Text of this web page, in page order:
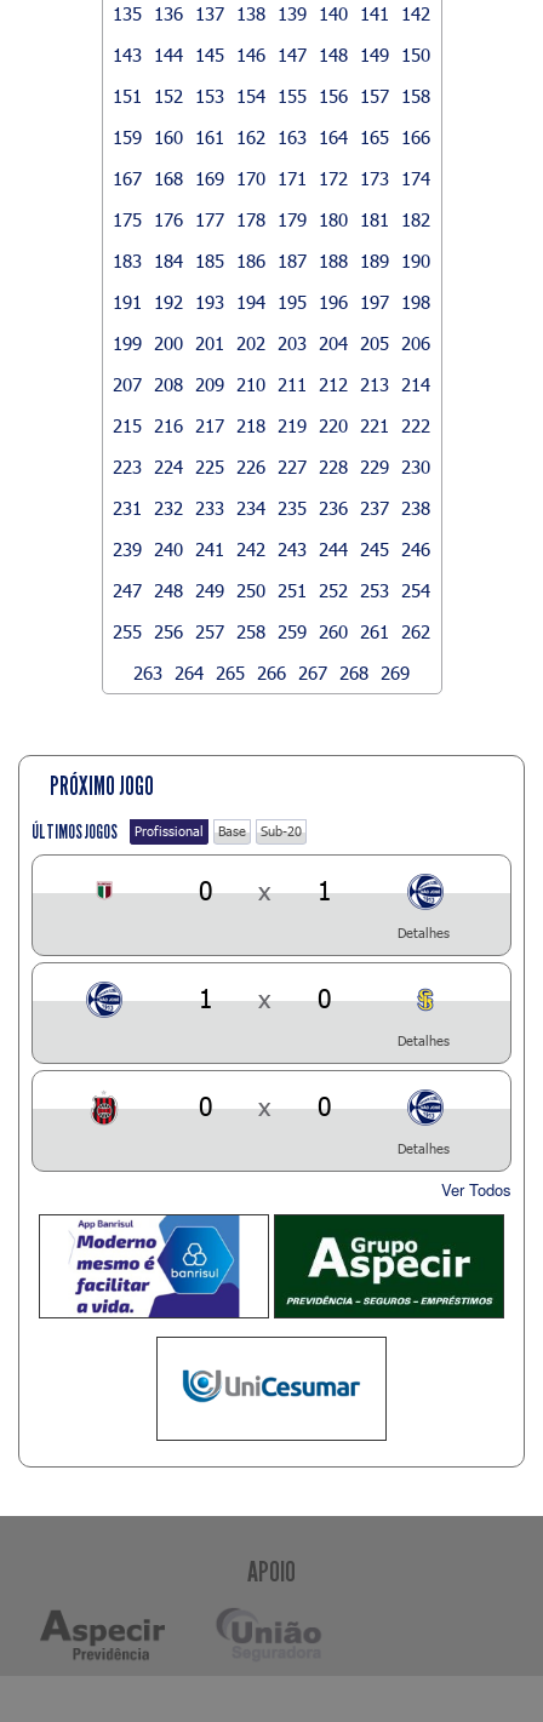
135
136 137 138 139 140 141
142
143
144 145 146 147 148 149
150
151
152 153 154 155 156 157
158
159
160 161 162 163 164 165
166
167
168 169 170 171 172 173
174
175
176 177 178 179 180 181
182
183
184 185 186 187 188 189
190
191
192 193 194 195 196 197
198
199
200 201 202 203 204 205
206
207
208 209 210 211 212 213
214
215
216 217 218 219 220 221
222
223
224 225 226 227 228 229
230
231
232 233 234 235 236 237
238
239
240 241 242 243 244 245
246
247
248 249 250 251 252 253
254
255
256 257 258 259 260 261
262
263
264 265 266 267 268 269
PRÓXIMO JOGO
ÚLTIMOS JOGOS Profissional Base Sub-20
0 x 1
Detalhes
1 x 0
Detalhes
0 x 0
Detalhes
Ver Todos
APOIO